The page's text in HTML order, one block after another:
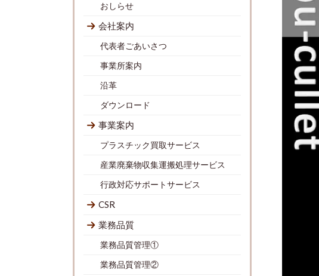
おしらせ
会社案内
代表者ごあいさつ
事業所案内
沿革
ダウンロード
事業案内
プラスチック買取サービス
産業廃棄物収集運搬処理サービス
行政対応サポートサービス
CSR
業務品質
業務品質管理①
業務品質管理②